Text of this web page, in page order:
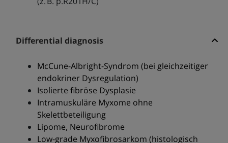
Differential diagnosis
McCune-Albright-Syndrom (bei gleichzeitiger
endokriner Dysregulation)
Isolierte fibröse Dysplasie
Intramuskuläre Myxome ohne
Skelettbeteiligung
Lipome, Neurofibrome
Low-grade Myxofibrosarkom (histologisch